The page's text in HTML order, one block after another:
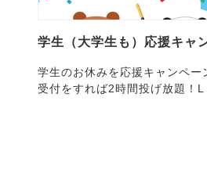
学生（大学生も）応援キャ
学生のお休みを応援キャンペーン！！ 日中も夕
受付をすれば2時間投げ放題！L